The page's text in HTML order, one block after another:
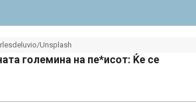
Unsplash
големина на пе*исот: Ќе се